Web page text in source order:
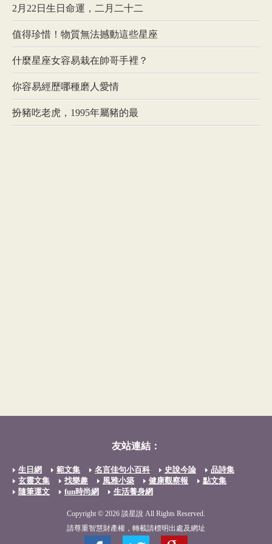
2月22日生日命運，二月二十二
值得珍惜！物質無法撼動這些星座
什麼星座女容易栽在帥哥手裡？
你容易經歷哪種磨人愛情
扮豬吃老虎，1995年屬豬的最
友站連結：
生日網 範文集 名言佳句小百科 史說今論
品詩集
玄靈文集
找樂趣 風雅小築 健康觀察報
點文集
隨筆運文
fun時尚網 生活養身網
Copyright © 2026 談星說 All Rights Reserved.
請尊重智慧財產權，轉載請標明出處及網址